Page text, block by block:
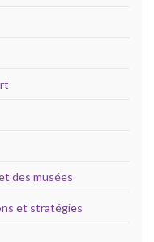
des musées
et stratégies